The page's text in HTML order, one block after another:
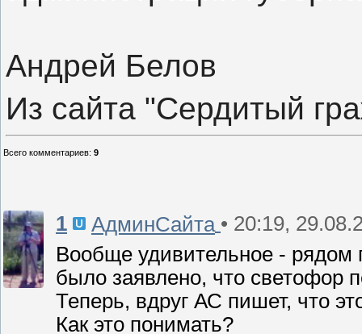
Андрей Белов
Из сайта "Сердитый
Всего комментариев: 9
1 АдминСайта • 20:19,
Вообще удивительное - рядом
было заявлено, что светофор
Теперь, вдруг АС пишет, что
Как это понимать?